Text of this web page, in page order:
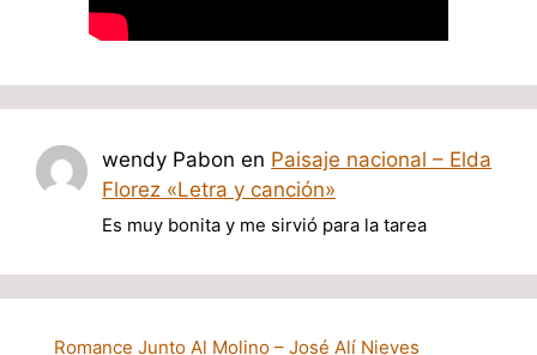
wendy Pabon en Paisaje nacional – Elda
Florez «Letra y canción»
Es muy bonita y me sirvió para la tarea
Romance Junto Al Molino – José Alí Nieves